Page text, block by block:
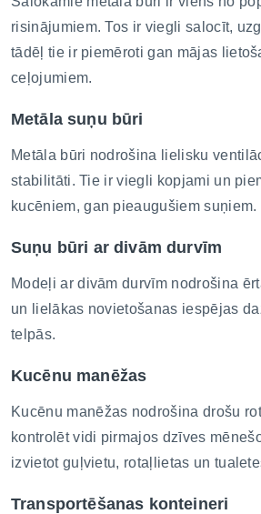
risinājumiem. Tos ir viegli salocīt,
tādēļ tie ir piemēroti gan mājas
ceļojumiem.
Metāla suņu būri
Metāla būri nodrošina lielisku
stabilitāti. Tie ir viegli kopjami un
kucēniem, gan pieaugušiem suņiem.
Suņu būri ar divām durvīm
Modeļi ar divām durvīm nodrošina
un lielākas novietošanas iespējas
telpās.
Kucēnu manēžas
Kucēnu manēžas nodrošina drošu
kontrolēt vidi pirmajos dzīves
izvietot guļvietu, rotaļlietas un
Transportēšanas konteineri